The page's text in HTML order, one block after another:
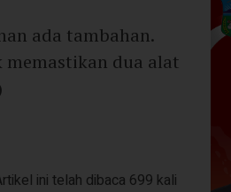
ada tambahan.
memastikan dua alat
ini telah dibaca 699 kali